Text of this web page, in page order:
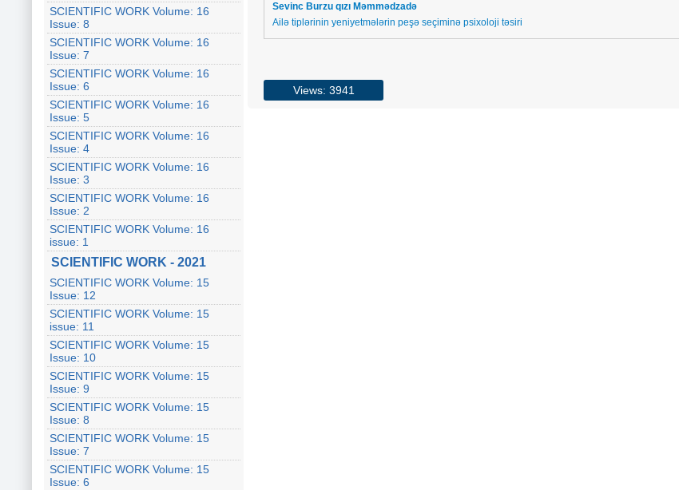
SCIENTIFIC WORK Volume: 16
Issue: 8
SCIENTIFIC WORK Volume: 16
Issue: 7
SCIENTIFIC WORK Volume: 16
Issue: 6
SCIENTIFIC WORK Volume: 16
Issue: 5
SCIENTIFIC WORK Volume: 16
Issue: 4
SCIENTIFIC WORK Volume: 16
Issue: 3
SCIENTIFIC WORK Volume: 16
Issue: 2
SCIENTIFIC WORK Volume: 16
issue: 1
SCIENTIFIC WORK - 2021
SCIENTIFIC WORK Volume: 15
Issue: 12
SCIENTIFIC WORK Volume: 15
issue: 11
SCIENTIFIC WORK Volume: 15
Issue: 10
SCIENTIFIC WORK Volume: 15
Issue: 9
SCIENTIFIC WORK Volume: 15
Issue: 8
SCIENTIFIC WORK Volume: 15
Issue: 7
SCIENTIFIC WORK Volume: 15
Issue: 6
Sevinc Burzu qızı Məmmədzadə
Ailə tiplərinin yeniyetmələrin peşə seçiminə psixoloji təsiri
Views: 3941